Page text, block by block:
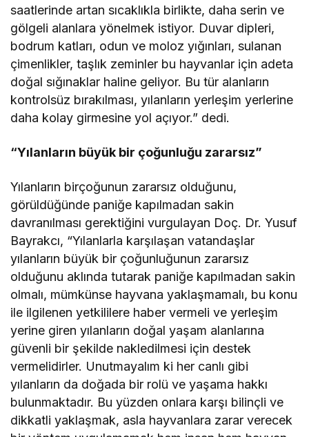
saatlerinde artan sıcaklıkla birlikte, daha serin ve
gölgeli alanlara yönelmek istiyor. Duvar dipleri,
bodrum katları, odun ve moloz yığınları, sulanan
çimenlikler, taşlık zeminler bu hayvanlar için adeta
doğal sığınaklar haline geliyor. Bu tür alanların
kontrolsüz bırakılması, yılanların yerleşim yerlerine
daha kolay girmesine yol açıyor.” dedi.
“Yılanların büyük bir çoğunluğu zararsız”
Yılanların birçoğunun zararsız olduğunu,
görüldüğünde paniğe kapılmadan sakin
davranılması gerektiğini vurgulayan Doç. Dr. Yusuf
Bayrakcı, “Yılanlarla karşılaşan vatandaşlar
yılanların büyük bir çoğunluğunun zararsız
olduğunu aklında tutarak paniğe kapılmadan sakin
olmalı, mümkünse hayvana yaklaşmamalı, bu konu
ile ilgilenen yetkililere haber vermeli ve yerleşim
yerine giren yılanların doğal yaşam alanlarına
güvenli bir şekilde nakledilmesi için destek
vermelidirler. Unutmayalım ki her canlı gibi
yılanların da doğada bir rolü ve yaşama hakkı
bulunmaktadır. Bu yüzden onlara karşı bilinçli ve
dikkatli yaklaşmak, asla hayvanlara zarar verecek